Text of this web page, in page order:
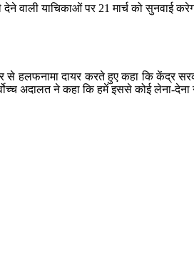
देने वाली याचिकाओं पर 21 मार्च को सुनवाई
हलफनामा दायर करते हुए कहा कि केंद्र
अदालत ने कहा कि हमें इससे कोई लेना-देना